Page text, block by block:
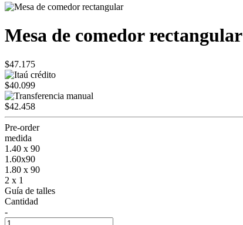
Mesa de comedor rectangular
$47.175
$40.099
$42.458
Pre-order
medida
1.40 x 90
1.60x90
1.80 x 90
2 x 1
Guía de talles
Cantidad
-